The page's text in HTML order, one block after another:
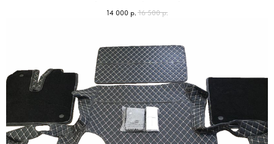
14 000 р. 16 500 р.